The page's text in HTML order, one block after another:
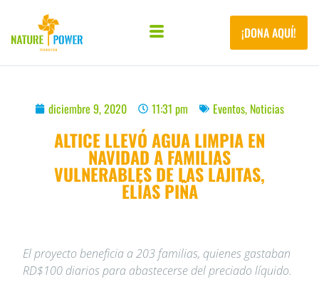
¡DONA AQUÍ!
diciembre 9, 2020 11:31 pm Eventos, Noticias
ALTICE LLEVÓ AGUA LIMPIA EN
NAVIDAD A FAMILIAS
VULNERABLES DE LAS LAJITAS,
ELÍAS PIÑA
El proyecto beneficia a 203 familias, quienes gastaban
RD$100 diarios para abastecerse del preciado líquido.